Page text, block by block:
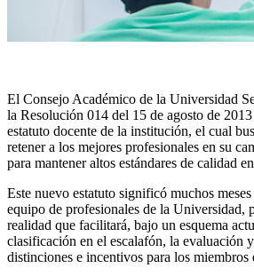
El Consejo Académico de la Universidad
la Resolución 014 del 15 de agosto de
estatuto docente de la institución, el cual
retener a los mejores profesionales en su
para mantener altos estándares de calidad
Este nuevo estatuto significó muchos
equipo de profesionales de la Universidad,
realidad que facilitará, bajo un esquema
clasificación en el escalafón, la evaluación
distinciones e incentivos para los miembros